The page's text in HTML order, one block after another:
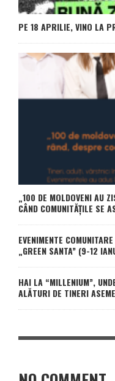
PE 18 APRILIE, VINO LA
„100 DE MOLDOVENI AU
CÂND COMUNITĂȚILE SE
EVENIMENTE
„GREEN SANTA” (9-12
HAI LA “MILLENIUM”,
ALĂTURI DE TINERI